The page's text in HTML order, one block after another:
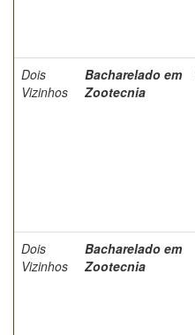
Dois
Vizinhos
Bacharelado em
Zootecnia
Dois
Vizinhos
Bacharelado em
Zootecnia